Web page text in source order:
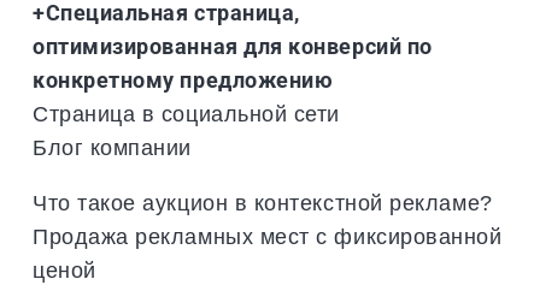
+Специальная страница,
оптимизированная для конверсий по
конкретному предложению
Страница в социальной сети
Блог компании
Что такое аукцион в контекстной рекламе?
Продажа рекламных мест с фиксированной
ценой